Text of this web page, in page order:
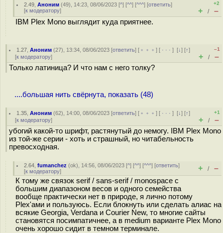
2.49 ,Аноним (49), 14:23, 08/06/2023 [^] [^^] [^^^] [ответить]
[к модератору]
+2
+ / –
IBM Plex Mono выглядит куда приятнее.
1.27 ,Аноним (27), 13:34, 08/06/2023 [ответить] [ ﹢﹢﹢] [ · · ·][↓] [↑]
[к модератору]
–1
+ / –
Только латиница? И что нам с него толку?
....большая нить свёрнута, показать (48)
1.35 ,Аноним (62), 14:00, 08/06/2023 [ответить] [ ﹢﹢﹢] [ · · ·][↓] [↑]
[к модератору]
+1
+ / –
убогий какой-то шрифт, растянутый до немогу. IBM Plex Mono
из той-же серии - хоть и страшный, но читабельность
превосходная.
2.64 ,fumanchez (ok), 14:56, 08/06/2023 [^] [^^] [^^^] [ответить]
[к модератору] + / –
К тому же связок serif / sans-serif / monospace с
большим диапазоном весов и одного семейства
вообще практически нет в природе, я лично потому
Plex'ами и пользуюсь. Если блокнуть или сделать алиас на
всякие Georgia, Verdana и Courier New, то многие сайты
становятся посимпатичнее, а в medium варианте Plex Mono
очень хорошо сидит в темном терминале.